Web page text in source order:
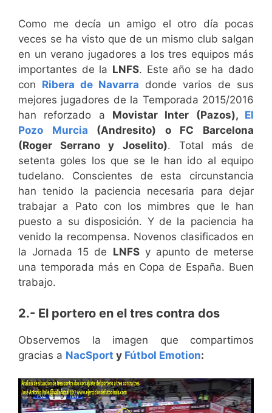
Como me decía un amigo el otro día pocas
veces se ha visto que de un mismo club salgan
en un verano jugadores a los tres equipos más
importantes de la LNFS. Este año se ha dado
con Ribera de Navarra donde varios de sus
mejores jugadores de la Temporada 2015/2016
han reforzado a Movistar Inter (Pazos), El
Pozo Murcia (Andresito) o FC Barcelona
(Roger Serrano y Joselito). Total más de
setenta goles los que se le han ido al equipo
tudelano. Conscientes de esta circunstancia
han tenido la paciencia necesaria para dejar
trabajar a Pato con los mimbres que le han
puesto a su disposición. Y de la paciencia ha
venido la recompensa. Novenos clasificados en
la Jornada 15 de LNFSy apunto de meterse
una temporada más en Copa de España. Buen
trabajo.
2.- El portero en el tres contra dos
Observemos la imagen que compartimos
gracias a NacSport y Fútbol Emotion: